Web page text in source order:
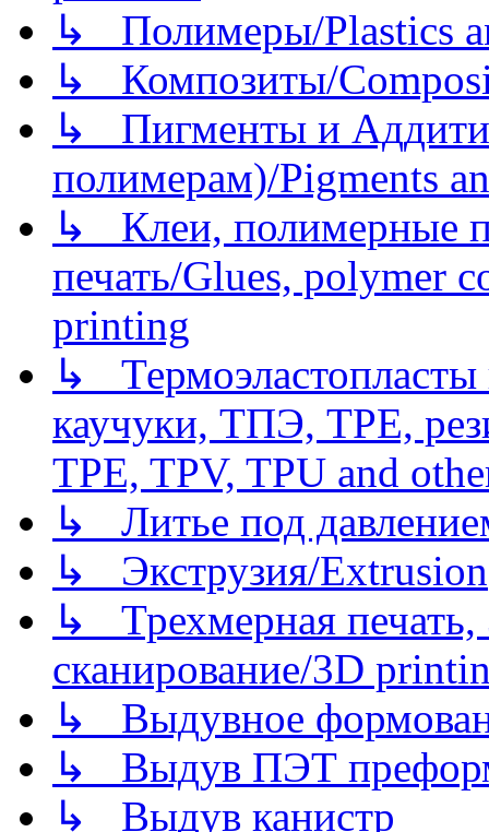
↳ Полимеры/Plastics
↳ Композиты/
↳ Пигменты и
полимерам)/Pigments
↳ Клеи, полимерные
печать/Glues, polymer
printing
↳
каучуки, ТПЭ, TPE,
TPE, TPV, TPU and
↳ Литье под
↳ Экструзия/Extrusion
↳ Трехмерная
сканирование/3D
↳ Выдувное
↳ Выдув ПЭТ
↳ Выдув канистр